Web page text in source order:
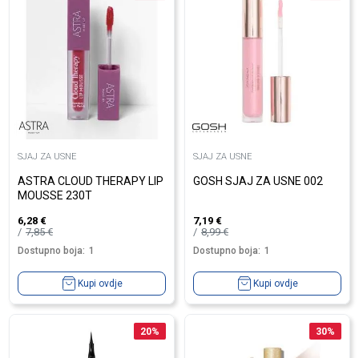
SJAJ ZA USNE
ASTRA CLOUD THERAPY LIP
MOUSSE 230T
6,28 €
7,85€
Dostupno boja: 1
Kupi ovdje
SJAJ ZA USNE
GOSH SJAJ ZA USNE 002
7,19 €
8,99€
Dostupno boja: 1
Kupi ovdje
20% 30%